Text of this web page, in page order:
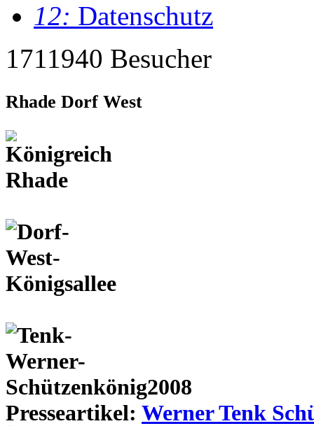
12: Datenschutz
1711940 Besucher
Rhade Dorf West
Presseartikel: Werner Tenk